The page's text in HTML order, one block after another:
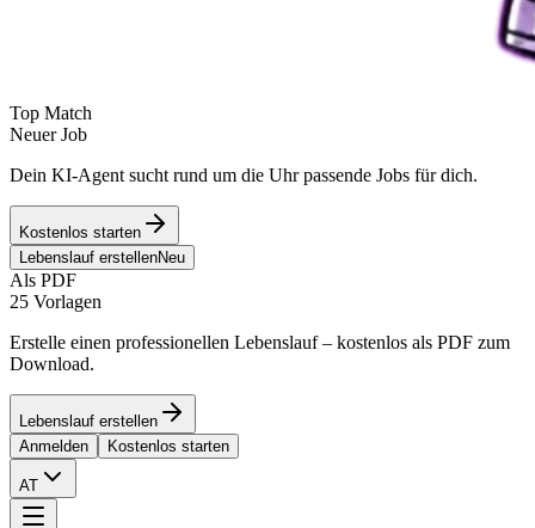
Top Match
Neuer Job
Dein KI-Agent sucht rund um die Uhr passende Jobs für dich.
Kostenlos starten
Lebenslauf erstellenNeu
Als PDF
25 Vorlagen
Erstelle einen professionellen Lebenslauf – kostenlos als PDF zum
Download.
Lebenslauf erstellen
Anmelden
Kostenlos starten
AT